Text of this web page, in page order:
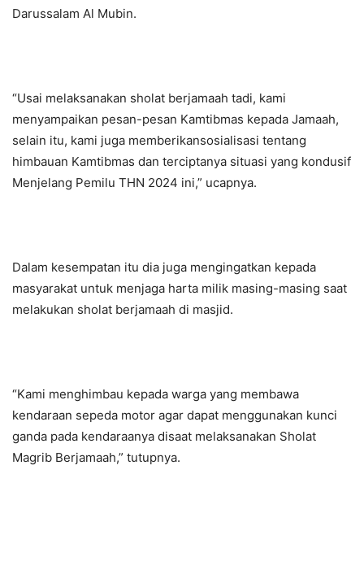
Darussalam Al Mubin.
“Usai melaksanakan sholat berjamaah tadi, kami
menyampaikan pesan-pesan Kamtibmas kepada Jamaah,
selain itu, kami juga memberikansosialisasi tentang
himbauan Kamtibmas dan terciptanya situasi yang kondusif
Menjelang Pemilu THN 2024 ini,” ucapnya.
Dalam kesempatan itu dia juga mengingatkan kepada
masyarakat untuk menjaga harta milik masing-masing saat
melakukan sholat berjamaah di masjid.
“Kami menghimbau kepada warga yang membawa
kendaraan sepeda motor agar dapat menggunakan kunci
ganda pada kendaraanya disaat melaksanakan Sholat
Magrib Berjamaah,” tutupnya.